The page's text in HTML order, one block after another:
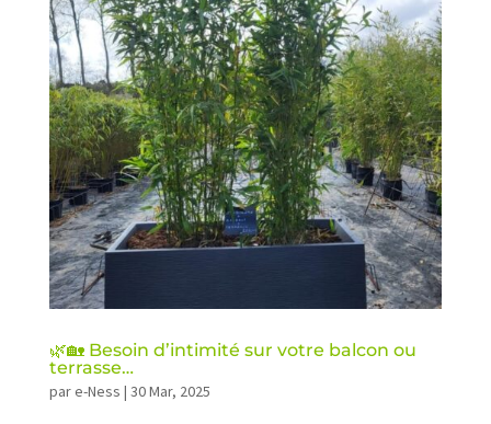
🌿🏡 Besoin d’intimité sur votre balcon ou
terrasse…
pare-Ness | 30 Mar, 2025